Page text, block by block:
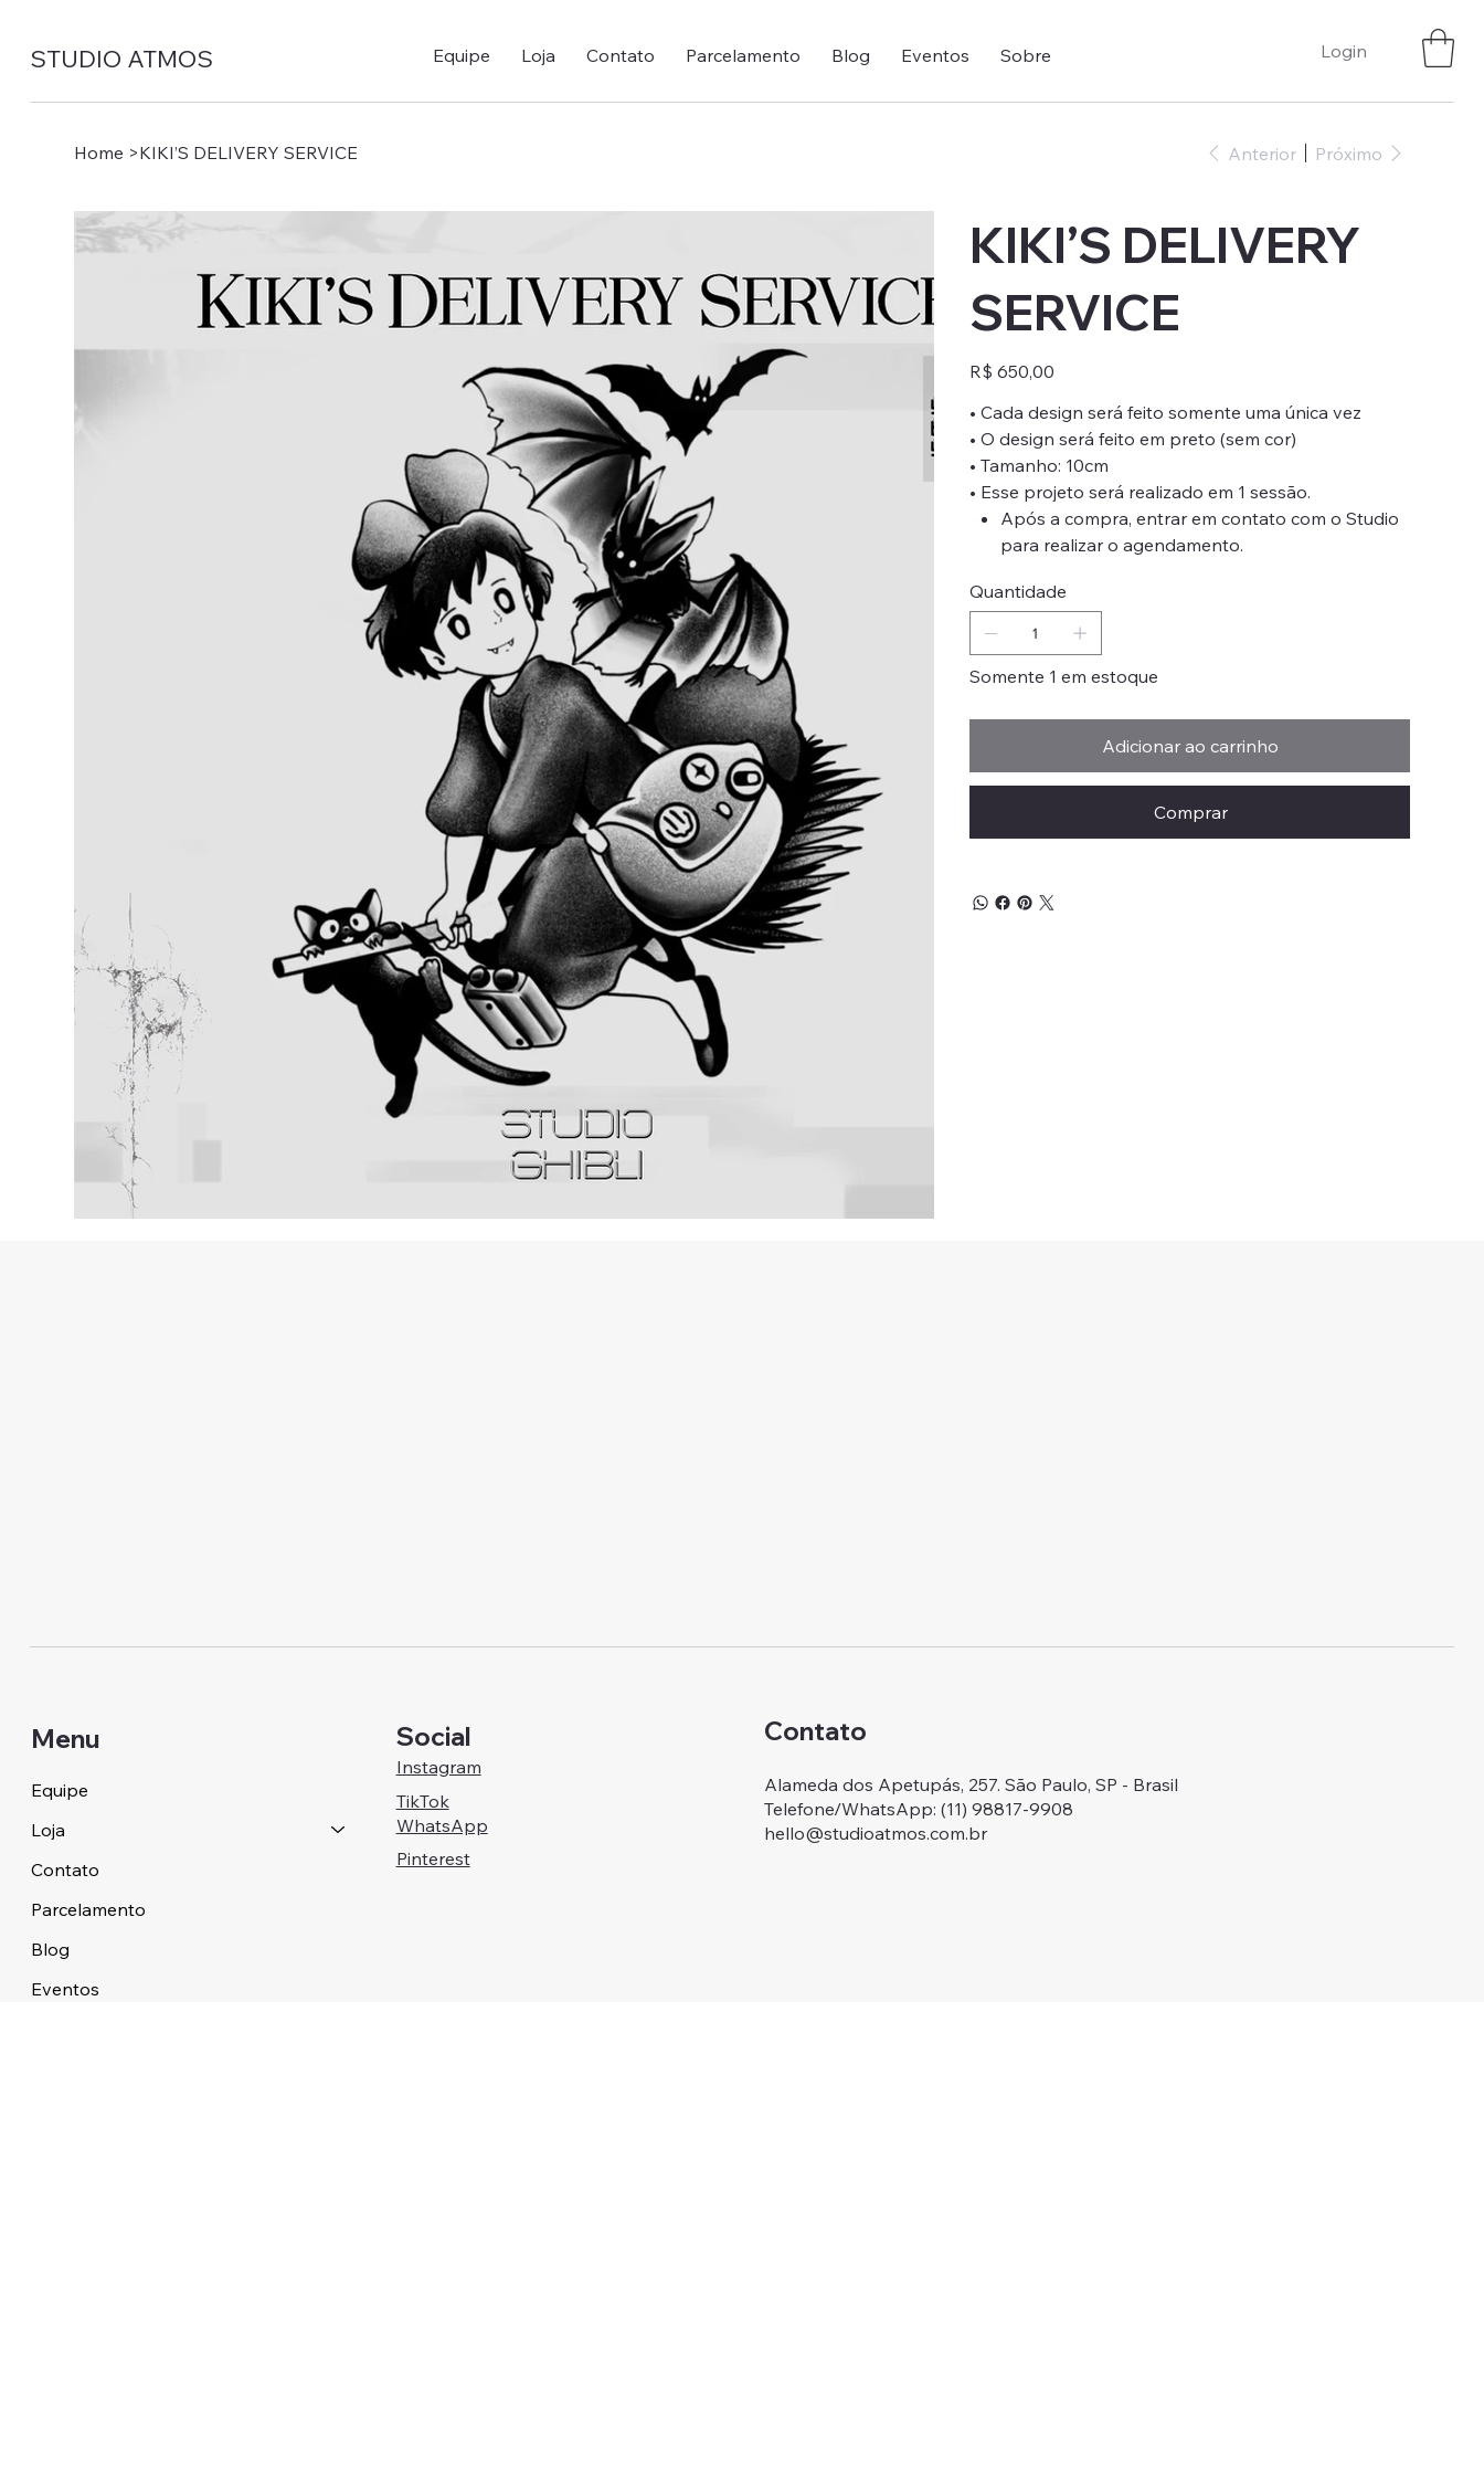
Equipe Loja Contato Parcelamento Blog Eventos Sobre
STUDIO ATMOS Login
Home >KIKI’S DELIVERY SERVICE Anterior Próximo
KIKI’S DELIVERY
SERVICE
Preço
R$ 650,00
• Cada design será feito somente uma única vez
• O design será feito em preto (sem cor)
• Tamanho: 10cm
• Esse projeto será realizado em 1 sessão.
Após a compra, entrar em contato com o Studio
para realizar o agendamento.
Quantidade
Somente 1 em estoque
Adicionar ao carrinho
Comprar
Contato
Alameda dos Apetupás, 257. São Paulo, SP - Brasil
Telefone/WhatsApp: ‭(11) 98817-9908
hello@studioatmos.com.br
Menu
Equipe
Loja
Contato
Parcelamento
Blog
Eventos
Social
Instagram
TikTok
WhatsApp
Pinterest